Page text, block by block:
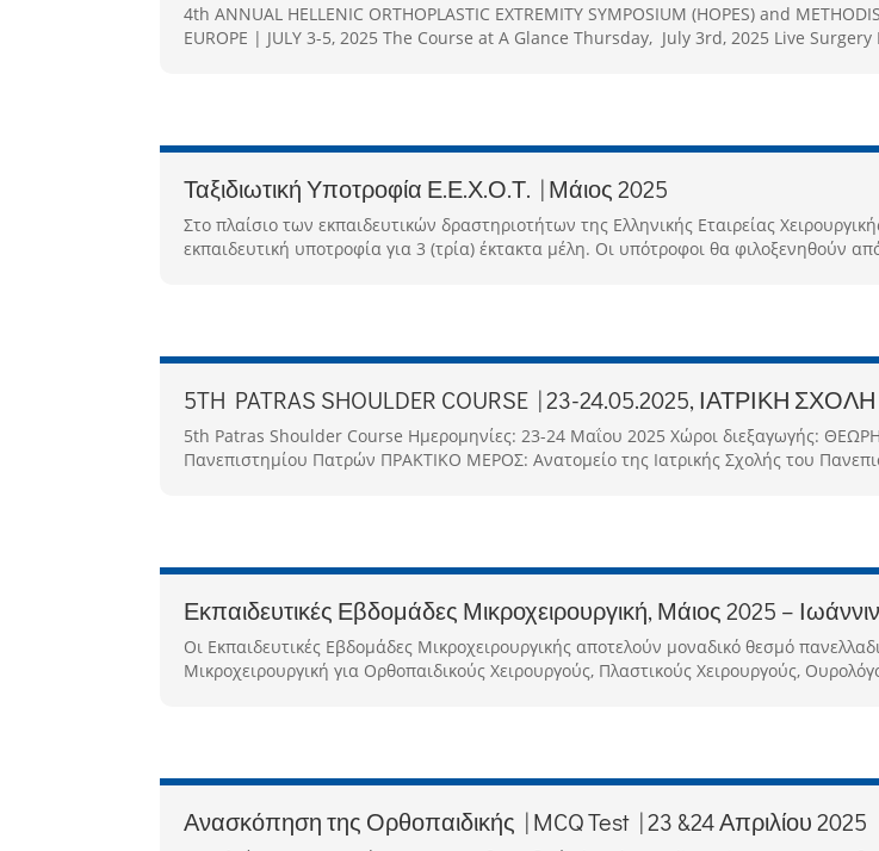
4th ANNUAL HELLENIC ORTHOPLASTIC EXTREMITY SYMPOSIUM (HOPES) and
EUROPE | JULY 3-5, 2025 The Course at A Glance Thursday, July 3rd, 2025 Live
Ταξιδιωτική Υποτροφία Ε.Ε.Χ.Ο.Τ. | Μάιος 2025
Στο πλαίσιο των εκπαιδευτικών δραστηριοτήτων της Ελληνικής Εταιρείας
εκπαιδευτική υποτροφία για 3 (τρία) έκτακτα μέλη. Οι υπότροφοι θα φιλοξενηθούν
5TH PATRAS SHOULDER COURSE | 23-24.05.2025, ΙΑΤΡΙΚΗ
5th Patras Shoulder Course Ημερομηνίες: 23-24 Μαΐου 2025 Χώροι διεξαγωγής:
Πανεπιστημίου Πατρών ΠΡΑΚΤΙΚΟ ΜΕΡΟΣ: Ανατομείο της Ιατρικής Σχολής του
Εκπαιδευτικές Εβδομάδες Μικροχειρουργική, Μάιος 2025 –
Οι Εκπαιδευτικές Εβδομάδες Μικροχειρουργικής αποτελούν μοναδικό θεσμό
Μικροχειρουργική για Ορθοπαιδικούς Χειρουργούς, Πλαστικούς Χειρουργούς,
Ανασκόπηση της Ορθοπαιδικής | MCQ Test | 23 &24 Απριλίου 2025